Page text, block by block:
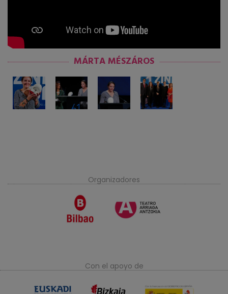
MÁRTA MÉSZÁROS
Organizadores
Con el apoyo de